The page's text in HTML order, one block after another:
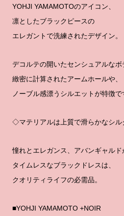
YOHJI YAMAMOTOのアイコン、
凛としたブラックピースの
エレガントで洗練されたデザイン。
デコルテの開いたセンシュアルなボ
緻密に計算されたアームホールや、
ノーブル感漂うシルエットが特徴で
◇マテリアルは上質で滑らかなシル
憧れとエレガンス、アバンギャルド
タイムレスなブラックドレスは、
クオリティライフの必需品。
■YOHJI YAMAMOTO +NOIR